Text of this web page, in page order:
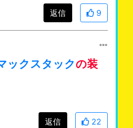
返信 9
ックスタックの装
返信 22